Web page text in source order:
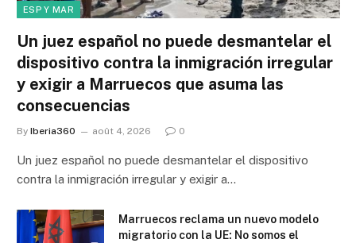
ESP Y MAR
Un juez español no puede desmantelar el
dispositivo contra la inmigración irregular
y exigir a Marruecos que asuma las
consecuencias
By Iberia360 août 4, 2026 0
Un juez español no puede desmantelar el dispositivo
contra la inmigración irregular y exigir a…
Marruecos reclama un nuevo modelo
migratorio con la UE: No somos el